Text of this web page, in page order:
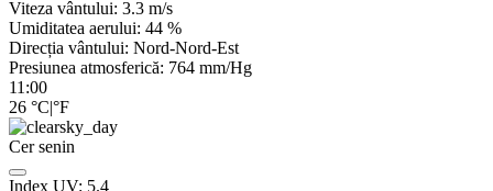
Viteza vântului: 3.3 m/s
Umiditatea aerului: 44 %
Direcția vântului: Nord-Nord-Est
Presiunea atmosferică: 764 mm/Hg
11:00
26 °C|°F
Cer senin
Index UV: 5.4